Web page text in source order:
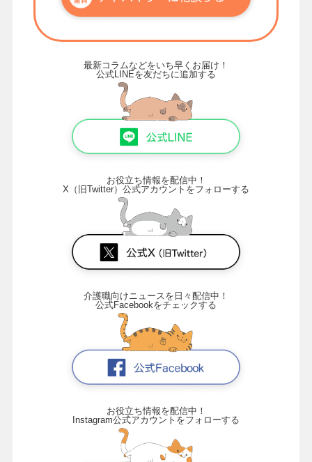
最新コラムなどをいち早くお届け！
公式LINEを友だちに追加する
お役立ち情報を配信中！
X（旧Twitter）公式アカウントをフォローする
介護職向けニュースを日々配信中！
公式Facebookをチェックする
お役立ち情報を配信中！
Instagram公式アカウントをフォローする